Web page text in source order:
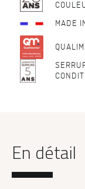
MADE
En détail